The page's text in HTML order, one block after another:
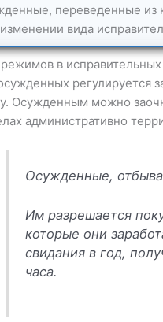
переведенные из
вида
в
регулируется
Осужденным можно
административно
Осужденные,
Им разрешается
которые они
свидания в год,
часа.